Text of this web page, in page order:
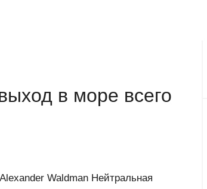
в море всего
Waldman Нейтральная